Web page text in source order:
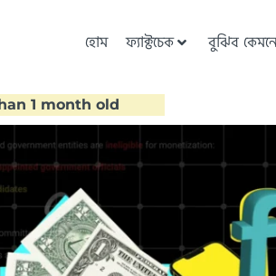
হোম ফ্যাক্টচেক বুঝিব
1 month old